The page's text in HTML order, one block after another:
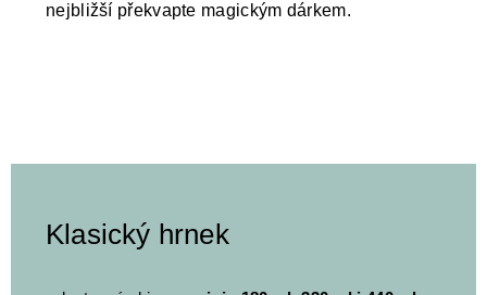
nejbližší překvapte magickým dárkem.
Klasický hrnek